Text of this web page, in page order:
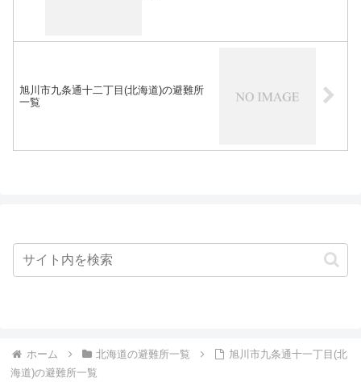
旭川市九条通十二丁目(北海道)の避難所
一覧
ホーム 北海道の避難所一覧
旭川市九条通十一丁目(北
海道)の避難所一覧